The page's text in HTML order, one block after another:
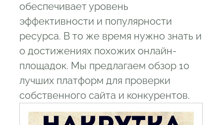
5.3 Цена
Liveinternet
Преимущества
6.2 Недостатки
6.3 Цена
7 Альтернативные методы просмотра
статистики сайтов конкурентов
обеспечивает уровень
эффективности и популярности
ресурса. В то же время нужно знать и
о достижениях похожих онлайн-
площадок. Мы предлагаем обзор 10
лучших платформ для проверки
собственного сайта и конкурентов.